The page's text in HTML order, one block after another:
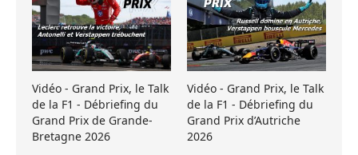
Vidéo - Grand Prix, le Talk
de la F1 - Débriefing du
Grand Prix de Grande-
Bretagne 2026
Vidéo - Grand Prix, le Talk
de la F1 - Débriefing du
Grand Prix d’Autriche
2026